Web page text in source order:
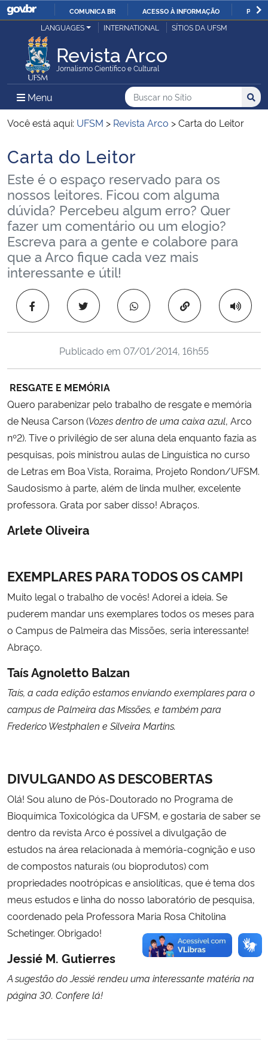
IR
O
COMUNICA BR ACESSO À INFORMAÇÃO
Ministério da Justiça e Segurança Pública
Ministério da Defesa
Ministério das Relações Exteriores
Ministério da Economia
Ministério da Infraestrutura
Ministério da Agricultura, Pecuária e Abastecimento
Ministério da Educação
Ministério da Cidadania
Ministério da Saúde
Ministério do Meio Ambiente
Ministério do Turismo
Ministério do Desenvolvimento Regional
Controladoria-Geral da União
Ministério da Mulher, da Família e dos Direitos Humanos
Secretaria de Governo
Gabinete de Segurança Institucional
Banco Central do Brasil
Planalto
LANGUAGES INTERNATIONAL SÍTIOS DA UFSM
Revista Arco
Jornalismo Científico e Cultural
Menu Menu Principal do Sítio
Busca
Buscar no no Sítio
Busca:
Você está aqui: UFSM > Revista Arco >Carta do Leitor
Início do conteúdo
Carta do Leitor
Este é o espaço reservado para os
nossos leitores. Ficou com alguma
dúvida? Percebeu algum erro? Quer
fazer um comentário ou um elogio?
Escreva para a gente e colabore para
que a Arco fique cada vez mais
interessante e útil!
Copiar para área
Publicado em 07/01/2014, 16h55
RESGATE E MEMÓRIA
Quero parabenizar pelo trabalho de resgate e memória
de Neusa Carson (Vozes dentro de uma caixa azul, Arco
nº2). Tive o privilégio de ser aluna dela enquanto fazia as
pesquisas, pois ministrou aulas de Linguística no curso
de Letras em Boa Vista, Roraima, Projeto Rondon/UFSM.
Saudosismo à parte, além de linda mulher, excelente
professora. Grata por saber disso! Abraços.
Arlete Oliveira
EXEMPLARES PARA TODOS OS CAMPI
Muito legal o trabalho de vocês! Adorei a ideia. Se
puderem mandar uns exemplares todos os meses para
o Campus de Palmeira das Missões, seria interessante!
Abraço.
Taís Agnoletto Balzan
Taís, a cada edição estamos enviando exemplares para o
campus de Palmeira das Missões, e também para
Frederico Westphalen e Silveira Martins.
DIVULGANDO AS DESCOBERTAS
Olá! Sou aluno de Pós-Doutorado no Programa de
Bioquímica Toxicológica da UFSM, e gostaria de saber se
dentro da revista Arco é possível a divulgação de
estudos na área relacionada à memória-cognição e uso
de compostos naturais (ou bioprodutos) com
propriedades nootrópicas e ansiolíticas, que é tema dos
meus estudos e linha do nosso laboratório de pesquisa,
coordenado pela Professora Maria Rosa Chitolina
Schetinger. Obrigado!
Jessié M. Gutierres
A sugestão do Jessié rendeu uma interessante matéria na
página 30. Confere lá!